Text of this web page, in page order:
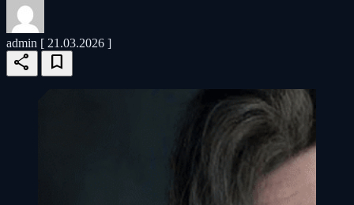
admin [ 21.03.2026 ]
share bookmark